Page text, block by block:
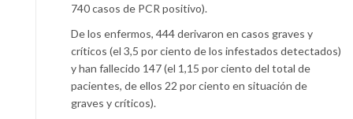
740 casos de PCR positivo).
De los enfermos, 444 derivaron en casos graves y
críticos (el 3,5 por ciento de los infestados detectados)
y han fallecido 147 (el 1,15 por ciento del total de
pacientes, de ellos 22 por ciento en situación de
graves y críticos).